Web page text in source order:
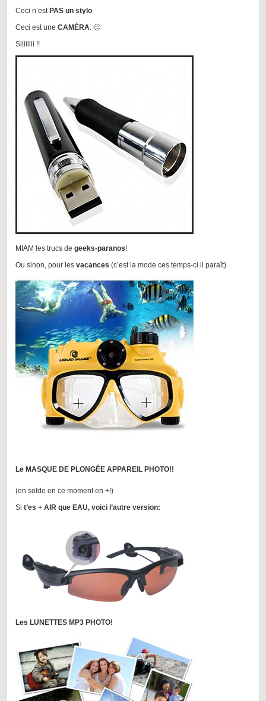
Ceci n’est PAS un stylo.
Ceci est une CAMÉRA. 🙂
Siiiiiiii !!
MIAM les trucs de geeks-paranos!
Ou sinon, pour les vacances (c’est la mode ces temps-ci il paraît)
Le MASQUE DE PLONGÉE APPAREIL PHOTO!!
(en solde en ce moment en +!)
Si t’es + AIR que EAU, voici l’autre version:
Les LUNETTES MP3 PHOTO!